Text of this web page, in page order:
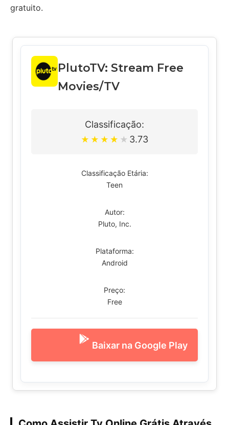
gratuito.
PlutoTV: Stream Free
Movies/TV
Classificação:
★ ★ ★ ★ ★ 3.73
Classificação Etária:
Teen
Autor:
Pluto, Inc.
Plataforma:
Android
Preço:
Free
Baixar na Google Play